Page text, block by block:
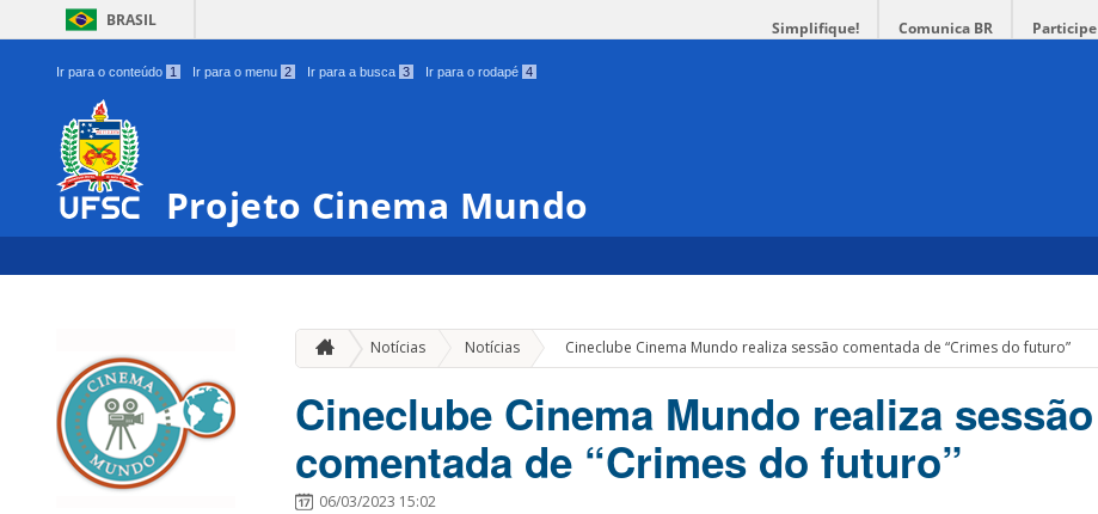
BRASIL Simplifique! Comunica BR Participe
Ir para o conteúdo 1 Ir para o menu 2 Ir para a busca 3 Ir para o rodapé 4
Projeto Cinema Mundo
Notícias Notícias » Cineclube Cinema Mundo realiza sessão comentada de “Crimes do futuro”
Cineclube Cinema Mundo realiza sessão
comentada de “Crimes do futuro”
06/03/2023 15:02